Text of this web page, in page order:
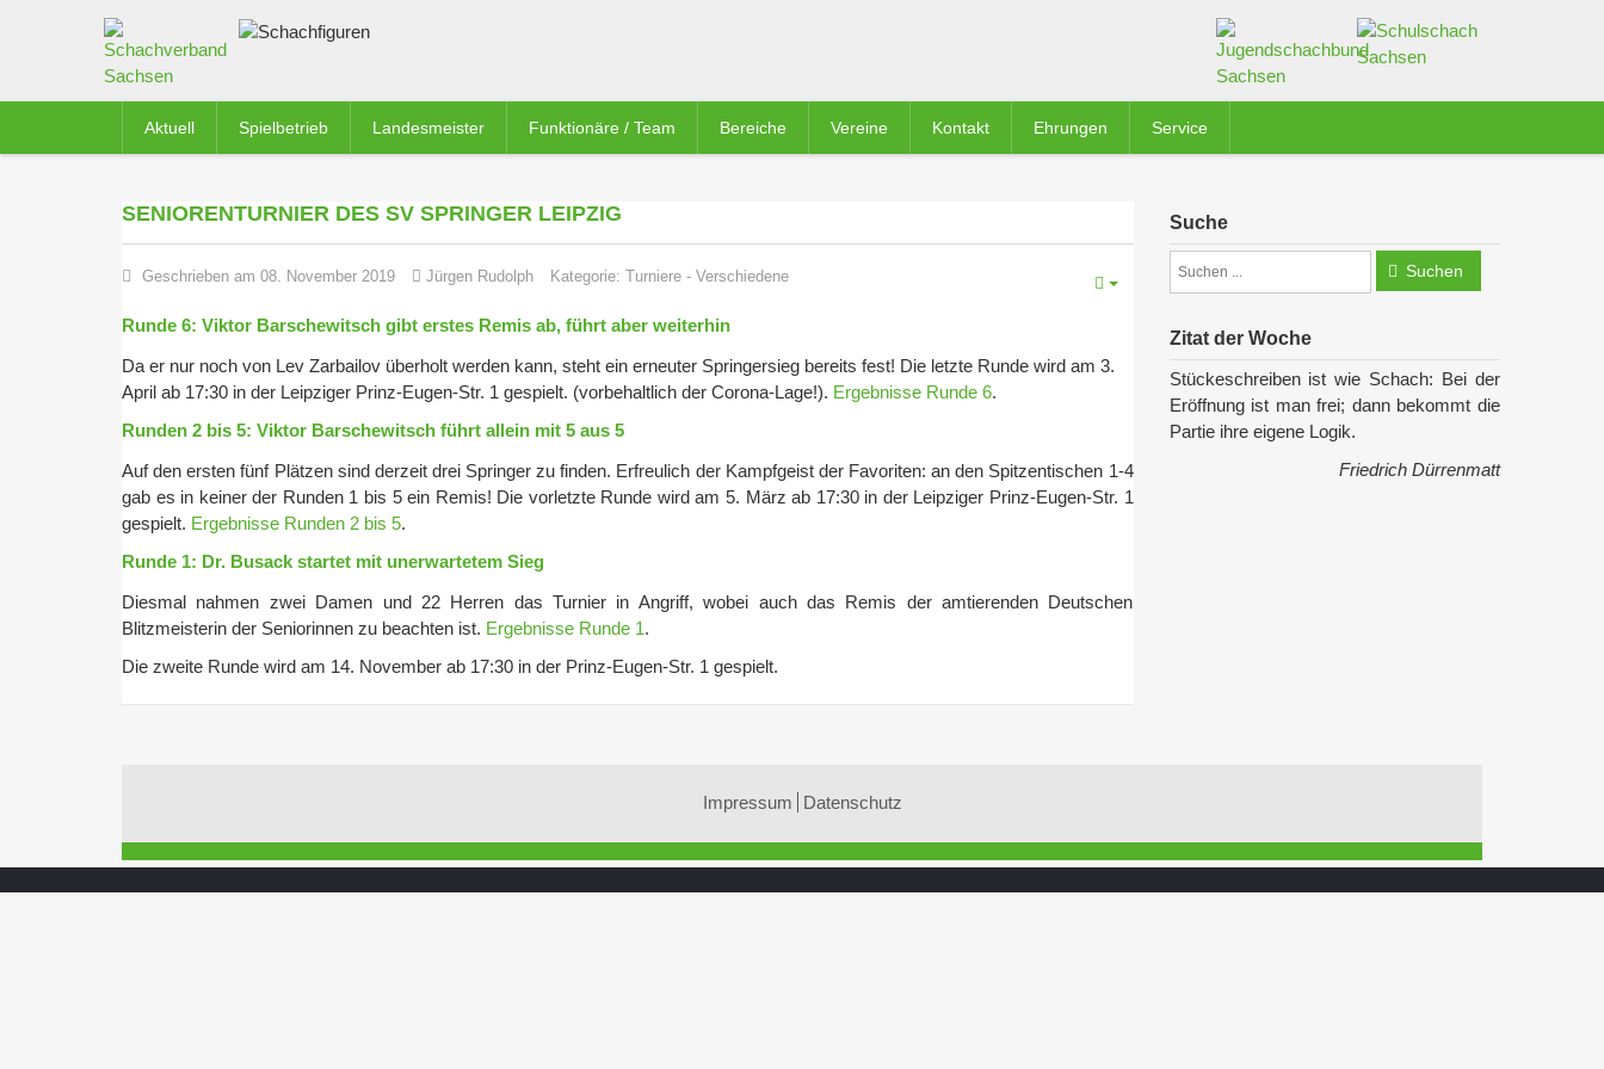
Aktuell Spielbetrieb Landesmeister Funktionäre / Team Bereiche Vereine Kontakt Ehrungen Service
SENIORENTURNIER DES SV SPRINGER LEIPZIG
Geschrieben am 08. November 2019 Jürgen Rudolph Kategorie: Turniere - Verschiedene
Runde 6: Viktor Barschewitsch gibt erstes Remis ab, führt aber weiterhin
Da er nur noch von Lev Zarbailov überholt werden kann, steht ein erneuter Springersieg bereits fest! Die letzte Runde wird am 3.
April ab 17:30 in der Leipziger Prinz-Eugen-Str. 1 gespielt. (vorbehaltlich der Corona-Lage!). Ergebnisse Runde 6.
Runden 2 bis 5: Viktor Barschewitsch führt allein mit 5 aus 5
Auf den ersten fünf Plätzen sind derzeit drei Springer zu finden. Erfreulich der Kampfgeist der Favoriten: an den Spitzentischen 1-4
gab es in keiner der Runden 1 bis 5 ein Remis! Die vorletzte Runde wird am 5. März ab 17:30 in der Leipziger Prinz-Eugen-Str. 1
gespielt. Ergebnisse Runden 2 bis 5.
Runde 1: Dr. Busack startet mit unerwartetem Sieg
Diesmal nahmen zwei Damen und 22 Herren das Turnier in Angriff, wobei auch das Remis der amtierenden Deutschen
Blitzmeisterin der Seniorinnen zu beachten ist. Ergebnisse Runde 1.
Die zweite Runde wird am 14. November ab 17:30 in der Prinz-Eugen-Str. 1 gespielt.
Suche
Suchen
Zitat der Woche
Stückeschreiben ist wie Schach: Bei der
Eröffnung ist man frei; dann bekommt die
Partie ihre eigene Logik.
Friedrich Dürrenmatt
Impressum Datenschutz